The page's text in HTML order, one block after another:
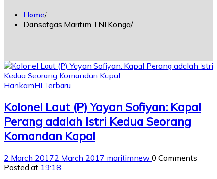
Home
Dansatgas Maritim TNI Konga
HankamHL Terbaru
Kolonel Laut (P) Yayan Sofiyan: Kapal
Perang adalah Istri Kedua Seorang
Komandan Kapal
2 March 20172 March 2017 maritimnew 0 Comments
Posted at 19:18